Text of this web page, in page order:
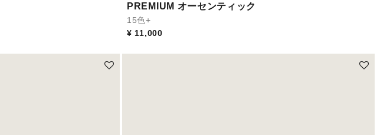
PREMIUM オーセンティック
15色+
¥ 11,000